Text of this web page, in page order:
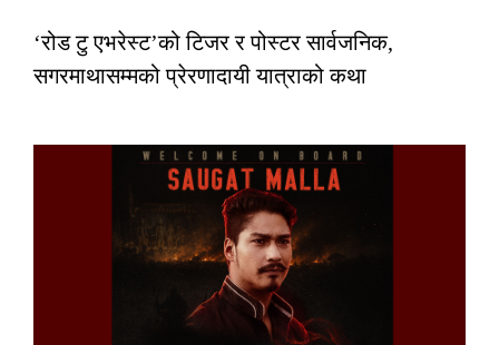
‘रोड टु एभरेस्ट’को टिजर र पोस्टर सार्वजनिक,
सगरमाथासम्मको प्रेरणादायी यात्राको कथा